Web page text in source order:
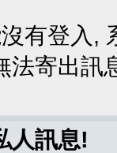
有登入,
法寄出訊
人訊息!